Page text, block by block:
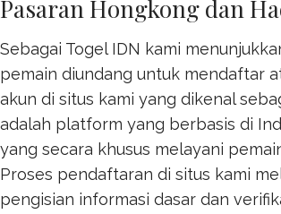
Pasaran Hongkong dan
Sebagai Togel IDN kami
pemain diundang untuk mendaftar
akun di situs kami yang dikenal
adalah platform yang berbasis di
yang secara khusus melayani
Proses pendaftaran di situs kami
pengisian informasi dasar dan